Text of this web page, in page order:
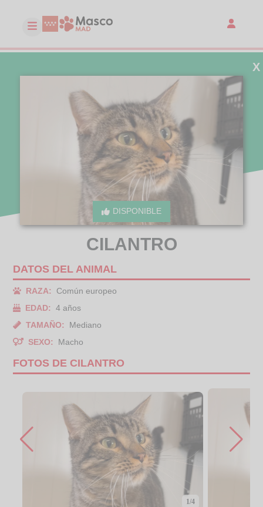
DISPONIBLE
X
CILANTRO
DATOS DEL ANIMAL
RAZA:
Común europeo
EDAD:
4 años
TAMAÑO:
Mediano
SEXO:
Macho
FOTOS DE CILANTRO
1/4